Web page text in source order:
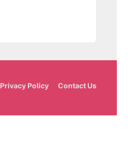
Privacy Policy Contact Us